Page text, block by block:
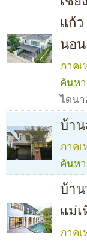
แก้
นอ
ภาคเ
ค้นห
ไดน
บ้า
ภาคเ
ค้นห
บ้าน
แม่เ
ภาคเ